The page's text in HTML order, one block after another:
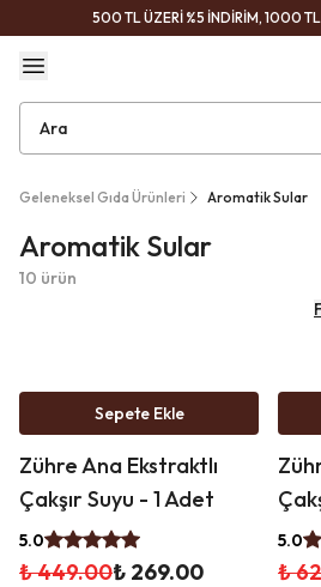
500 TL ÜZERİ %5 İNDİRİM, 1000 TL
Geleneksel Gıda Ürünleri Aromatik Sular
Aromatik Sular
10 ürün
Sepete Ekle
Zühre Ana Ekstraktlı
Çakşır Suyu - 1 Adet
5.0
₺ 449.00₺ 269.00
5.0
₺